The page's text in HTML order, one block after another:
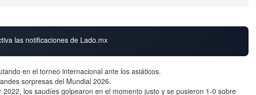
las notificaciones de Lado.mx
en el torneo internacional ante los asiáticos.
sorpresas del Mundial 2026.
los saudíes golpearon en el momento justo y se pusieron 1-0 sobre